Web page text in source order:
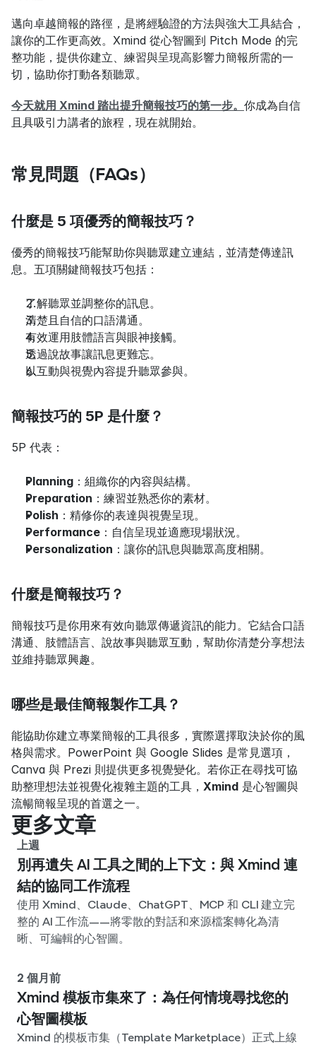
邁向卓越簡報的路徑，是將經驗證的方法與強大工具結合，
讓你的工作更高效。Xmind 從心智圖到 Pitch Mode 的完
整功能，提供你建立、練習與呈現高影響力簡報所需的一
切，協助你打動各類聽眾。
今天就用 Xmind 踏出提升簡報技巧的第一步。 你成為自信
且具吸引力講者的旅程，現在就開始。
常見問題（FAQs）
什麼是 5 項優秀的簡報技巧？
優秀的簡報技巧能幫助你與聽眾建立連結，並清楚傳達訊
息。五項關鍵簡報技巧包括：
了解聽眾並調整你的訊息。
清楚且自信的口語溝通。
有效運用肢體語言與眼神接觸。
透過說故事讓訊息更難忘。
以互動與視覺內容提升聽眾參與。
簡報技巧的 5P 是什麼？
5P 代表：
Planning ：組織你的內容與結構。
Preparation ：練習並熟悉你的素材。
Polish ：精修你的表達與視覺呈現。
Performance ：自信呈現並適應現場狀況。
Personalization ：讓你的訊息與聽眾高度相關。
什麼是簡報技巧？
簡報技巧是你用來有效向聽眾傳遞資訊的能力。它結合口語
溝通、肢體語言、說故事與聽眾互動，幫助你清楚分享想法
並維持聽眾興趣。
哪些是最佳簡報製作工具？
能協助你建立專業簡報的工具很多，實際選擇取決於你的風
格與需求。PowerPoint 與 Google Slides 是常見選項，
Canva 與 Prezi 則提供更多視覺變化。若你正在尋找可協
助整理想法並視覺化複雜主題的工具， Xmind 是心智圖與
流暢簡報呈現的首選之一。
更多文章
上週
別再遺失 AI 工具之間的上下文：與 Xmind 連
結的協同工作流程
使用 Xmind、Claude、ChatGPT、MCP 和 CLI 建立完
整的 AI 工作流——將零散的對話和來源檔案轉化為清
晰、可編輯的心智圖。
2 個月前
Xmind 模板市集來了：為任何情境尋找您的
心智圖模板
Xmind 的模板市集（Template Marketplace）正式上線